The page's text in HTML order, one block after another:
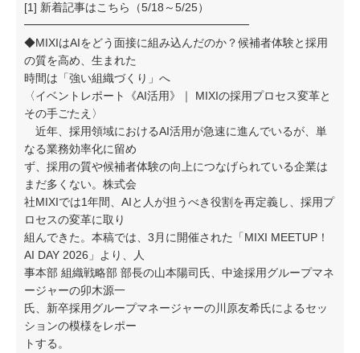
[1] 新着記事はこちら（5/18～5/25）
━━━━━━━━━━━━━━━━━━━━
◆MIXIはAIをどう面接に組み込んだのか？候補者体験と採用
の質を高め、生まれた
時間は「強い組織づくり」へ
〈イベントレポート《AI活用》｜ MIXIの採用プロセス変革と
その手ごたえ〉
近年、採用領域におけるAI活用が急速に進んでいるが、単
なる業務効率化に留め
ず、採用の質や候補者体験の向上につなげられている企業は
まだ多くない。株式会
社MIXIでは1年間、AIと人が担うべき役割を再定義し、採用プ
ロセスの変革に取り
組んできた。本稿では、3月に開催された「MIXI MEETUP！
AI DAY 2026」より、人
事本部 組織戦略部 部長の山本陽司氏、中途採用グループマネ
ージャーの卯木源一
氏、新卒採用グループマネージャーの川原友希氏によるセッ
ションの模様をレポー
トする。